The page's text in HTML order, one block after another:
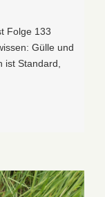
Folge 133
Gülle und
Standard,